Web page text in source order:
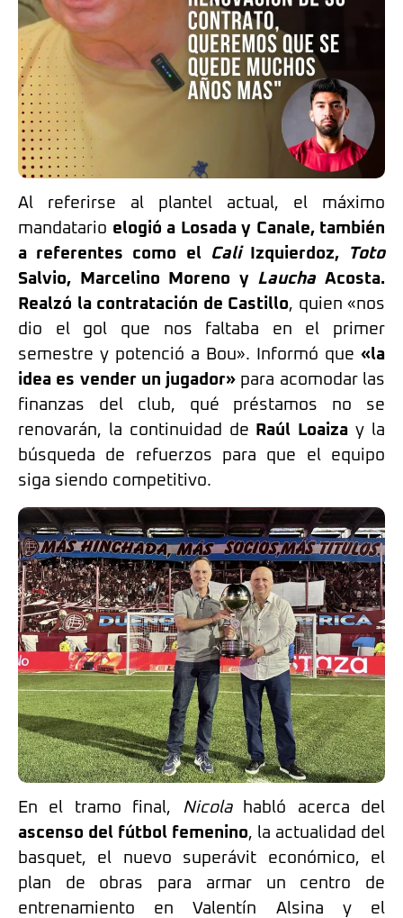
Al referirse al plantel actual, el máximo
mandatario elogió a Losada y Canale, también
a referentes como el
CaliIzquierdoz,
Toto
Salvio, Marcelino Moreno y Laucha Acosta.
Realzó la contratación de Castillo, quien «nos
dio el gol que nos faltaba en el primer
semestre y potenció a Bou». Informó que «la
idea es vender un jugador» para acomodar las
finanzas del club, qué préstamos no se
renovarán, la continuidad de
Raúl Loaiza y la
búsqueda de refuerzos para que el equipo
siga siendo competitivo.
En el tramo final, Nicolahabló acerca del
ascenso del fútbol femenino, la actualidad del
basquet, el nuevo superávit económico, el
plan de obras para armar un centro de
entrenamiento en Valentín Alsina y el